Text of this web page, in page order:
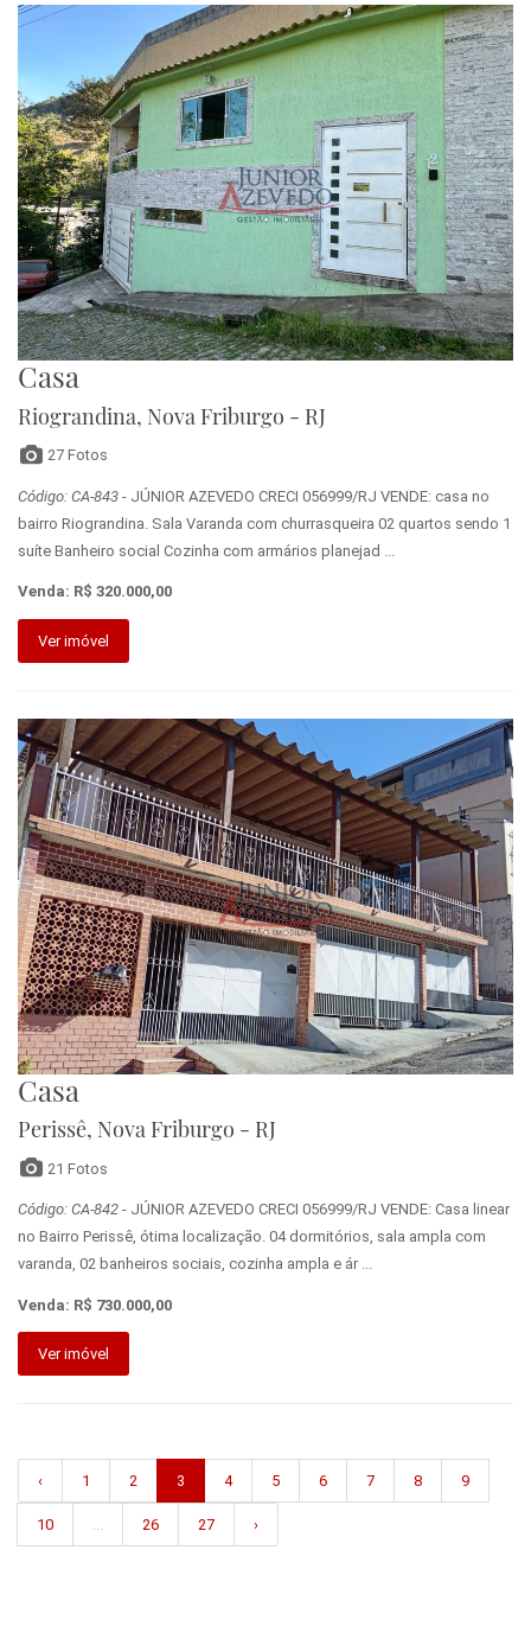
Casa
Riograndina, Nova Friburgo - RJ
27 Fotos
Código: CA-843 - JÚNIOR AZEVEDO CRECI 056999/RJ VENDE: casa no
bairro Riograndina. Sala Varanda com churrasqueira 02 quartos sendo 1
suíte Banheiro social Cozinha com armários planejad ...
Venda: R$ 320.000,00
Ver imóvel
Casa
Perissê, Nova Friburgo - RJ
21 Fotos
Código: CA-842 - JÚNIOR AZEVEDO CRECI 056999/RJ VENDE: Casa linear
no Bairro Perissê, ótima localização. 04 dormitórios, sala ampla com
varanda, 02 banheiros sociais, cozinha ampla e ár ...
Venda: R$ 730.000,00
Ver imóvel
‹ 1 2 3 4 5 6 7 8 9
10 ... 26 27 ›